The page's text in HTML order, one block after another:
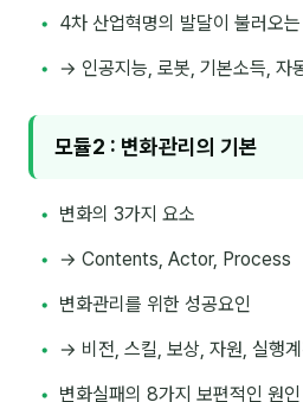
담당자·교육생 피드백
고객사 레퍼런스
AI툴
전체 도구
미팅·보고
제안·영업
4차 산업혁명의 발달이 불러오
→ 인공지능, 로봇, 기본소득, 자
모듈2 : 변화관리의 기본
변화의 3가지 요소
→ Contents, Actor, Process
변화관리를 위한 성공요인
→ 비전, 스킬, 보상, 자원, 실행계
변화실패의 8가지 보편적인 원인